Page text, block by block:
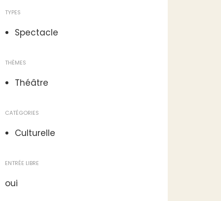
TYPES
Spectacle
THÈMES
Théâtre
CATÉGORIES
Culturelle
ENTRÉE LIBRE
oui